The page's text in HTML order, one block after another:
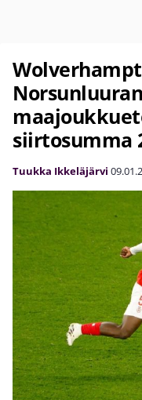
siirtosumma
Tuukka Ikkeläjärvi